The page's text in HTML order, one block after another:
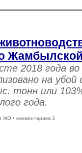
2018 года
на
тонн или
года.
ЖО • комментариев 3